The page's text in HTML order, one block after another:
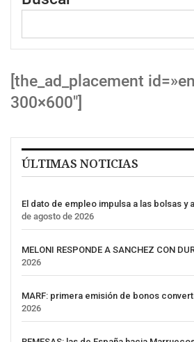
[the_ad_placement
300×600″]
ÚLTIMAS NOTICIAS
El dato de empleo impulsa a las bolsas
de agosto de 2026
MELONI RESPONDE A SANCHEZ CON
2026
MARF: primera emisión de bonos
2026